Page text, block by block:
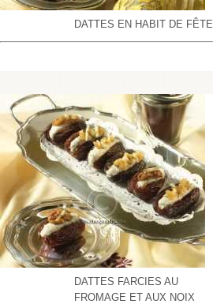
DATTES EN HABIT DE FÊTE
DATTES FARCIES AU
FROMAGE ET AUX NOIX